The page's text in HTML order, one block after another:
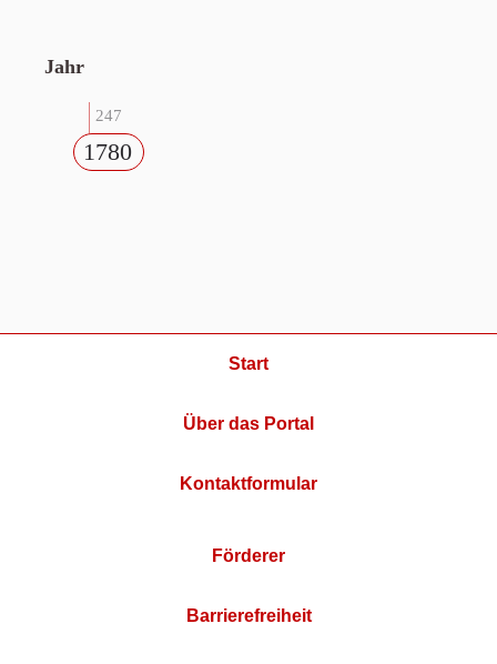
Jahr
247
1780
Start
Über das Portal
Kontaktformular
Förderer
Barrierefreiheit